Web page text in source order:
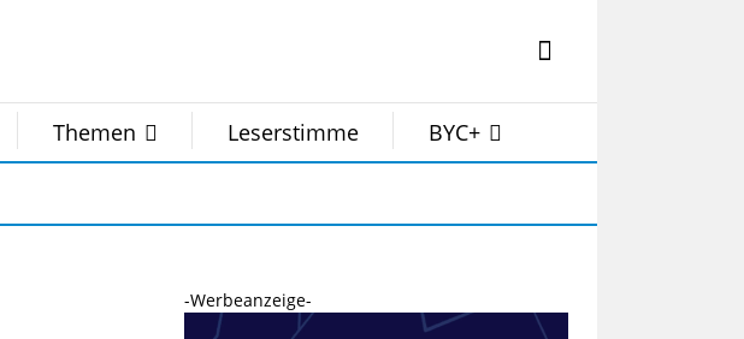
Themen Leserstimme BYC+
-Werbeanzeige-